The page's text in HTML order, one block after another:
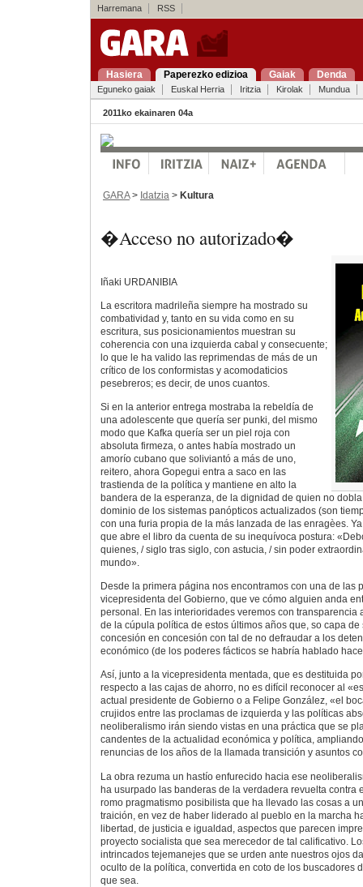
Harremana RSS
Hasiera Paperezko edizioa Gaiak Denda
Eguneko gaiak Euskal Herria Iritzia Kirolak Mundua
2011ko ekainaren 04a
GARA> Idatzia > Kultura
�Acceso no autorizado�
Iñaki URDANIBIA
La escritora madrileña siempre ha mostrado su
combatividad y, tanto en su vida como en su
escritura, sus posicionamientos muestran su
coherencia con una izquierda cabal y consecuente;
lo que le ha valido las reprimendas de más de un
crítico de los conformistas y acomodaticios
pesebreros; es decir, de unos cuantos.
Si en la anterior entrega mostraba la rebeldía de
una adolescente que quería ser punki, del mismo
modo que Kafka quería ser un piel roja con
absoluta firmeza, o antes había mostrado un
amorío cubano que soliviantó a más de uno,
reitero, ahora Gopegui entra a saco en las
trastienda de la política y mantiene en alto la
bandera de la esperanza, de la dignidad de quien no
dominio de los sistemas panópticos actualizados (son
con una furia propia de la más lanzada de las enragèes.
que abre el libro da cuenta de su inequívoca postura:
quienes, / siglo tras siglo, con astucia, / sin poder
mundo».
Desde la primera página nos encontramos con una de las
vicepresidenta del Gobierno, que ve cómo alguien anda
personal. En las interioridades veremos con transparencia
de la cúpula política de estos últimos años que, so capa
concesión en concesión con tal de no defraudar a los
económico (de los poderes fácticos se habría hablado
Así, junto a la vicepresidenta mentada, que es destituida
respecto a las cajas de ahorro, no es difícil reconocer al
actual presidente de Gobierno o a Felipe González, «el
crujidos entre las proclamas de izquierda y las políticas
neoliberalismo irán siendo vistas en una práctica que se
candentes de la actualidad económica y política,
renuncias de los años de la llamada transición y asuntos
La obra rezuma un hastío enfurecido hacia ese
ha usurpado las banderas de la verdadera revuelta contra
romo pragmatismo posibilista que ha llevado las cosas a
traición, en vez de haber liderado al pueblo en la marcha
libertad, de justicia e igualdad, aspectos que parecen
proyecto socialista que sea merecedor de tal calificativo.
intrincados tejemanejes que se urden ante nuestros ojos
oculto de la política, convertida en coto de los buscadores
que sea.